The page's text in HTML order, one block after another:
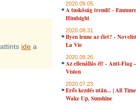
ide a
2020.09.05.
A tuskóság trendi! -
Hindsight
2020.08.31.
Ilyen lenne az élet? -
La Vie
2020.08.26.
Az ellenállás él! - Anti-Flag
Vision
2020.07.23.
Erős kezdés után... | All
Wake Up, Sunshine